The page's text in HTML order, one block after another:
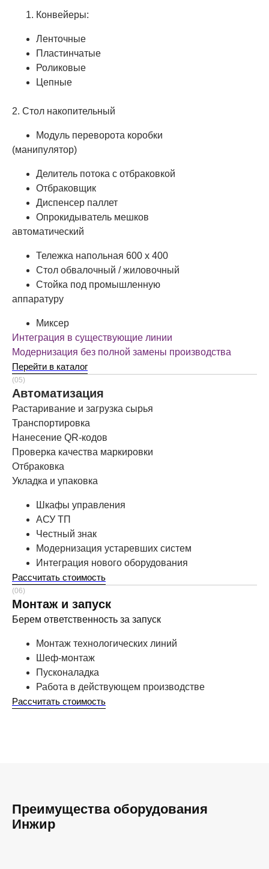
Конвейеры:
Ленточные
Пластинчатые
Роликовые
Цепные
2. Стол накопительный
Модуль переворота коробки
(манипулятор)
Делитель потока с отбраковкой
Отбраковщик
Диспенсер паллет
Опрокидыватель мешков
автоматический
Тележка напольная 600 х 400
Стол обвалочный / жиловочный
Стойка под промышленную
аппаратуру
Миксер
Интеграция в существующие линии
Модернизация без полной замены производства
Перейти в каталог
(05)
Автоматизация
Растаривание и загрузка сырья
Транспортировка
Нанесение QR-кодов
Проверка качества маркировки
Отбраковка
Укладка и упаковка
Шкафы управления
АСУ ТП
Честный знак
Модернизация устаревших систем
Интеграция нового оборудования
Рассчитать стоимость
(06)
Монтаж и запуск
Берем ответственность за запуск
Монтаж технологических линий
Шеф-монтаж
Пусконаладка
Работа в действующем производстве
Рассчитать стоимость
Преимущества оборудования
Инжир